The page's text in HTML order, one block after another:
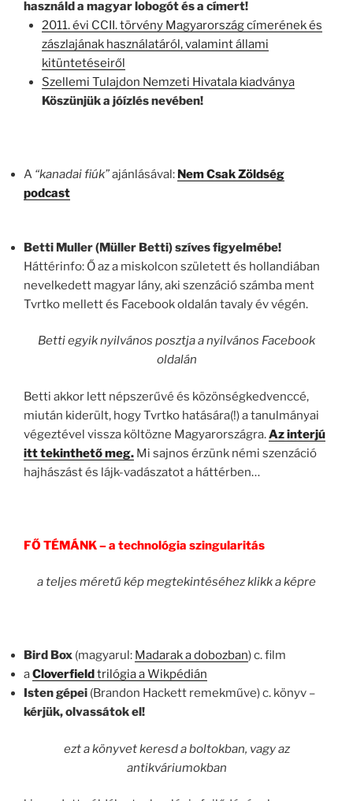
használd a magyar lobogót és a címert!
2011. évi CCII. törvény Magyarország címerének és
zászlajának használatáról, valamint állami
kitüntetéseiről
Szellemi Tulajdon Nemzeti Hivatala kiadványa
Köszünjük a jóízlés nevében!
A “kanadai fiúk”ajánlásával: Nem Csak Zöldség
podcast
Betti Muller (Müller Betti) szíves figyelmébe!
Háttérinfo: Ő az a miskolcon született és hollandiában
nevelkedett magyar lány, aki szenzáció számba ment
Tvrtko mellett és Facebook oldalán tavaly év végén.
Betti egyik nyilvános posztja a nyilvános Facebook
oldalán
Betti akkor lett népszerűvé és közönségkedvenccé,
miután kiderült, hogy Tvrtko hatására(!) a tanulmányai
végeztével vissza költözne Magyarországra.Az interjú
itt tekinthető meg. Mi sajnos érzünk némi szenzáció
hajhászást és lájk-vadászatot a háttérben…
FŐ TÉMÁNK – a technológia szingularitás
a teljes méretű kép megtekintéséhez klikk a képre
Bird Box (magyarul: Madarak a dobozban) c. film
aCloverfieldtrilógia a Wikpédián
Isten gépei (Brandon Hackett remekműve) c. könyv –
kérjük, olvassátok el!
ezt a könyvet keresd a boltokban, vagy az
antikváriumokban